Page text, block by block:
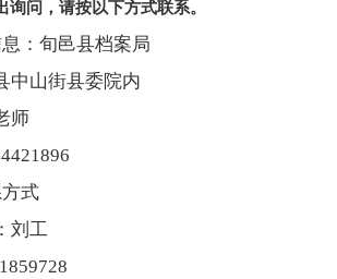
询问，请按以下方式联系。
：旬邑县档案局
中山街县委院内
师
式
刘工